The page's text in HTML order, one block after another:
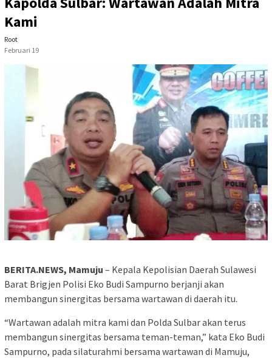
Kami
Root
Februari 19
BERITA.NEWS, Mamuju – Kepala Kepolisian Daerah Sulawesi
Barat Brigjen Polisi Eko Budi Sampurno berjanji akan
membangun sinergitas bersama wartawan di daerah itu.
“Wartawan adalah mitra kami dan Polda Sulbar akan terus
membangun sinergitas bersama teman-teman,” kata Eko Budi
Sampurno, pada silaturahmi bersama wartawan di Mamuju,